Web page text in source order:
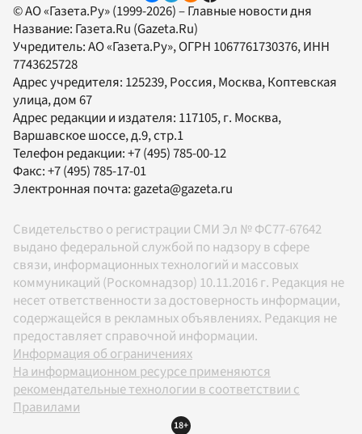
© АО «Газета.Ру» (1999-2026) – Главные новости дня
Название: Газета.Ru (Gazeta.Ru)
Учредитель:АО «Газета.Ру», ОГРН 1067761730376, ИНН
7743625728
Адрес учредителя: 125239, Россия, Москва, Коптевская
улица, дом 67
Адрес редакции и издателя: 117105, г. Москва,
Варшавское шоссе, д.9, стр.1
Телефон редакции:+7 (495) 785-00-12
Факс:+7 (495) 785-17-01
Электронная почта: gazeta@gazeta.ru
Свидетельство о регистрации СМИ Эл № ФС77-67642
выдано федеральной службой по надзору в сфере
связи, информационных технологий и массовых
коммуникаций (Роскомнадзор) 10.11.2016 г. Редакция не
несет ответственности за достоверность информации,
содержащейся в рекламных объявлениях. Редакция не
предоставляет справочной информации.
Информация об ограничениях
На информационном ресурсе применяются
рекомендательные технологии в соответствии с
Правилами
18+